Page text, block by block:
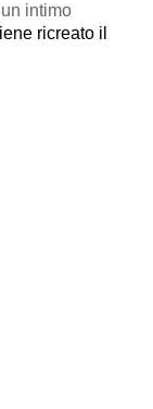
intimo
ricreato il